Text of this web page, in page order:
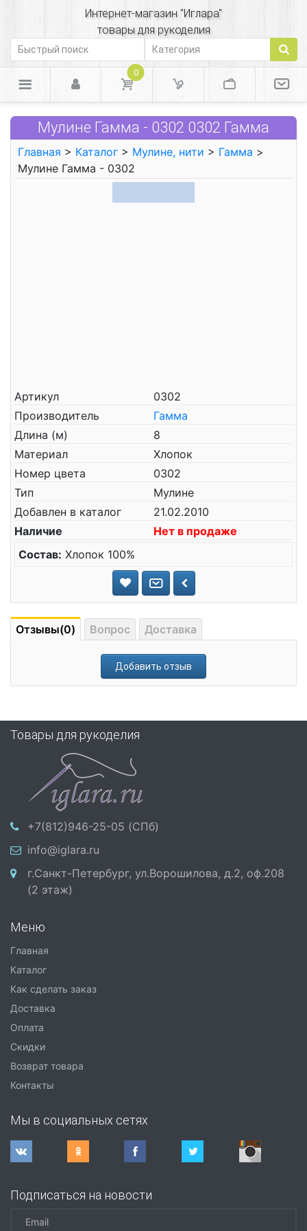
Интернет-магазин "Иглара"
товары для рукоделия
0
Мулине Гамма - 0302 0302 Гамма
Главная > Каталог > Мулине, нити > Гамма >
Мулине Гамма - 0302
Артикул
0302
Производитель
Гамма
Длина (м)
8
Материал
Хлопок
Номер цвета
0302
Тип
Мулине
Добавлен в каталог
21.02.2010
Наличие
Нет в продаже
Состав: Хлопок 100%
Отзывы(0) Вопрос Доставка
Добавить отзыв
Товары для рукоделия
+7(812)946-25-05 (СПб)
info@iglara.ru
г.Санкт-Петербург, ул.Ворошилова, д.2, оф.208
(2 этаж)
Меню
Главная
Каталог
Как сделать заказ
Доставка
Оплата
Скидки
Возврат товара
Контакты
Мы в социальных сетях
Подписаться на новости